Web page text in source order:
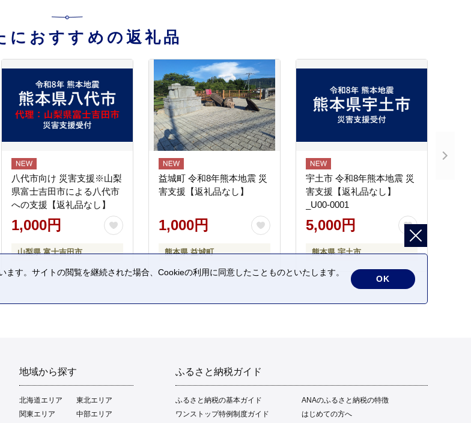
におすすめの返礼品
八代市向け 災害支援※山梨
県富士吉田市による八代市
への支援【返礼品なし】
1,000円
山梨県 富士吉田市
益城町 令和8年熊本地震 災
害支援【返礼品なし】
1,000円
熊本県 益城町
宇土市 令和8年熊本地震 災
害支援【返礼品なし】
_U00-0001
5,000円
熊本県 宇土市
地域から探す
北海道エリア
東北エリア
関東エリア
中部エリア
ふるさと納税ガイド
ふるさと納税の基本ガイド
ANAのふるさと納税の特徴
ワンストップ特例制度ガイド
はじめての方へ
す。サイトの閲覧を継続された場合、Cookieの利用に同意したことものといたします。
OK